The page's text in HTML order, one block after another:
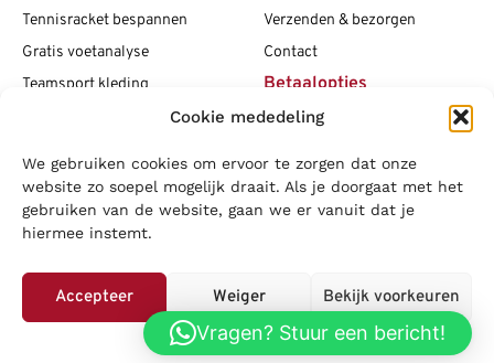
Cookie mededeling
We gebruiken cookies om ervoor te zorgen dat onze
website zo soepel mogelijk draait. Als je doorgaat met het
gebruiken van de website, gaan we er vanuit dat je
hiermee instemt.
Accepteer Weiger Bekijk voorkeuren
Privacybeleid
Tennisracket bespannen
Gratis voetanalyse
Teamsport kleding
Vacatures
Blogs
Verzenden & bezorgen
Contact
Betaalopties
Social media
LOWA|Adidas| Mizuno| Nike|Speedo|Asics |Babolat|Falke
|
Superfeet
Vragen? Stuur een bericht!